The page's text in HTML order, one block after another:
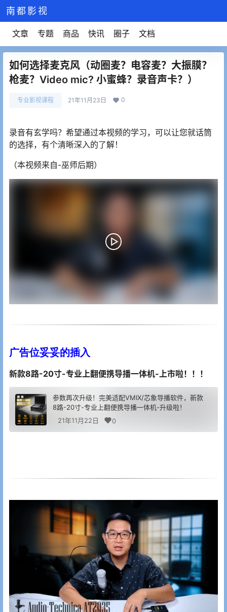
南都影视
文章 专题 商品 快讯 圈子 文档
如何选择麦克风（动圈麦？电容麦？大振膜？
枪麦？Video mic? 小蜜蜂？录音声卡？）
专业影视课程 21年11月23日 0
录音有玄学吗？希望通过本视频的学习，可以让您就话筒
的选择，有个清晰深入的了解！
（本视频来自-巫师后期）
广告位妥妥的插入
新款8路-20寸-专业上翻便携导播一体机-上市啦！！！
参数再次升级！完美适配VMIX/芯象导播软件，新款
8路-20寸-专业上翻便携导播一体机-升级啦！
21年11月22日
0